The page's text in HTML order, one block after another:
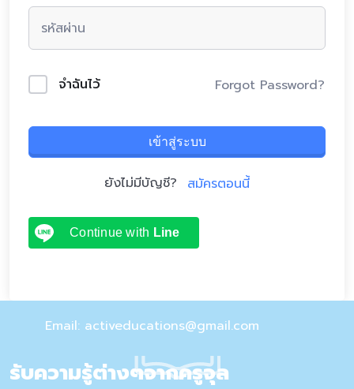
จำฉันไว้ Forgot Password?
เข้าสู่ระบบ
ยังไม่มีบัญชี? สมัครตอนนี้
Continue with Line
Email: activeducations@gmail.com
รับความรู้ต่างๆจากครูจุล